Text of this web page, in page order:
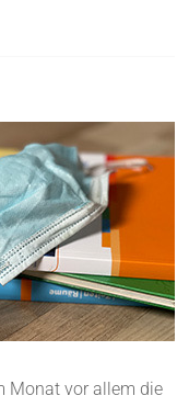
Monat vor allem die